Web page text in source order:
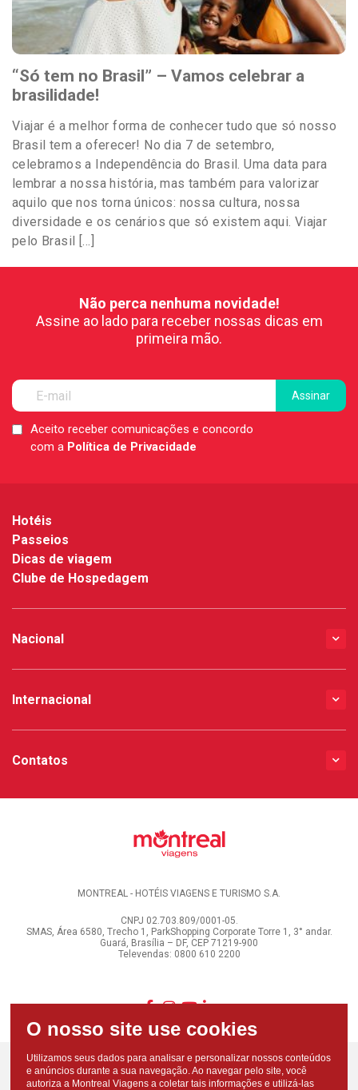
“Só tem no Brasil” – Vamos celebrar a
brasilidade!
Viajar é a melhor forma de conhecer tudo que só nosso
Brasil tem a oferecer! No dia 7 de setembro,
celebramos a Independência do Brasil. Uma data para
lembrar a nossa história, mas também para valorizar
aquilo que nos torna únicos: nossa cultura, nossa
diversidade e os cenários que só existem aqui. Viajar
pelo Brasil […]
Não perca nenhuma novidade!
Assine ao lado para receber nossas dicas em
primeira mão.
LGPDAceito receber comunicações e concordo
com a Política de Privacidade
Hotéis
Passeios
Dicas de viagem
Clube de Hospedagem
Nacional
Internacional
Contatos
MONTREAL - HOTÉIS VIAGENS E TURISMO S.A.
CNPJ 02.703.809/0001-05.
SMAS, Área 6580, Trecho 1, ParkShopping Corporate Torre 1, 3° andar.
Guará, Brasília – DF, CEP 71219-900
Televendas: 0800 610 2200
Utilizamos seus dados para analisar e personalizar nossos conteúdos
e anúncios durante a sua navegação. Ao navegar pelo site, você
autoriza a Montreal Viagens a coletar tais informações e utilizá-las